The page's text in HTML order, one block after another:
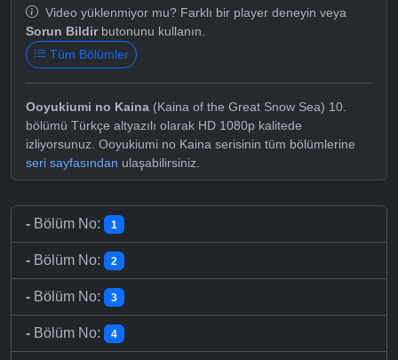
Video yüklenmiyor mu? Farklı bir player deneyin veya
Sorun Bildirbutonunu kullanın.
Tüm Bölümler
Ooyukiumi no Kaina (Kaina of the Great Snow Sea) 10.
bölümü Türkçe altyazılı olarak HD 1080p kalitede
izliyorsunuz. Ooyukiumi no Kaina serisinin tüm bölümlerine
seri sayfasından ulaşabilirsiniz.
- Bölüm No: 1
- Bölüm No: 2
- Bölüm No: 3
- Bölüm No: 4